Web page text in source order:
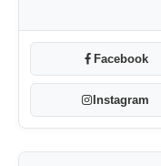
Facebook
Instagram